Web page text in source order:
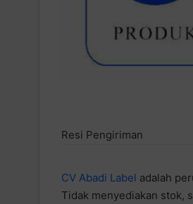
Resi Pengiriman
CV Abadi Label adalah
Tidak menyediakan stok,